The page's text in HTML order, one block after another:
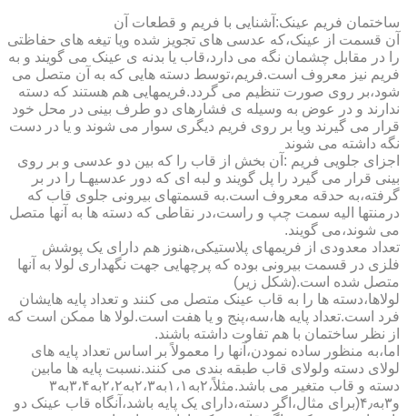
ساختمان فریم عینک:آشنایی با فریم و قطعات آن
آن قسمت از عینک،که عدسی های تجویز شده ویا تیغه های حفاظتی
را در مقابل چشمان نگه می دارد،قاب یا بدنه ی عینک می گویند و به
فریم نیز معروف است.فریم،توسط دسته هایی که به آن متصل می
شود،بر روی صورت تنظیم می گردد.فریمهایی هم هستند که دسته
ندارند و در عوض به وسیله ی فشارهای دو طرف بینی در محل خود
قرار می گیرند ویا بر روی فریم دیگری سوار می شوند و یا در دست
نگه داشته می شوند
اجزای جلویی فریم :آن بخش از قاب را که بین دو عدسی و بر روی
بینی قرار می گیرد را پل گویند و لبه ای که دور عدسیهـا را در بر
گرفته،به حدقه معروف است.به قسمتهای بیرونی جلوی قاب که
درمنتها الیه سمت چپ و راست،در نقاطی که دسته ها به آنها متصل
می شوند،می گویند.
تعداد معدودی از فریمهای پلاستیکی،هنوز هم دارای یک پوشش
فلزی در قسمت بیرونی بوده که پرچهایی جهت نگهداری لولا به آنها
متصل شده است.(شکل زیر)
لولاها،دسته ها را به قاب عینک متصل می کنند و تعداد پایه هایشان
فرد است.تعداد پایه ها،سه،پنج و یا هفت است.لولا ها ممکن است که
از نظر ساختمان با هم تفاوت داشته باشند.
اما،به منظور ساده نمودن،آنها را معمولاً بر اساس تعداد پایه های
لولای دسته ولولای قاب طبقه بندی می کنند.نسبت پایه ها مابین
دسته و قاب متغیر می باشد.مثلاً،۲به۱،۱به۲،۳به۲،۲به۳،۴به۳
و۳به۴٫(برای مثال،اگر دسته،دارای یک پایه باشد،آنگاه قاب عینک دو